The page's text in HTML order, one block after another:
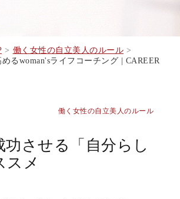
働く女性の自立美人のルール
るwoman'sライフコーチング | CAREER
働く女性の自立美人のルール
功させる「自分らし
スメ